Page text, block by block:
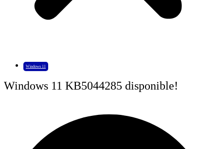
Windows 11
Windows 11 KB5044285 disponible!